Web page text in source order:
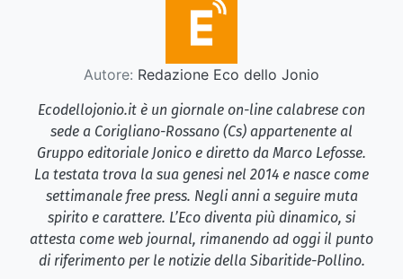
Autore: Redazione Eco dello Jonio
Ecodellojonio.it è un giornale on-line calabrese con
sede a Corigliano-Rossano (Cs) appartenente al
Gruppo editoriale Jonico e diretto da Marco Lefosse.
La testata trova la sua genesi nel 2014 e nasce come
settimanale free press. Negli anni a seguire muta
spirito e carattere. L’Eco diventa più dinamico, si
attesta come web journal, rimanendo ad oggi il punto
di riferimento per le notizie della Sibaritide-Pollino.